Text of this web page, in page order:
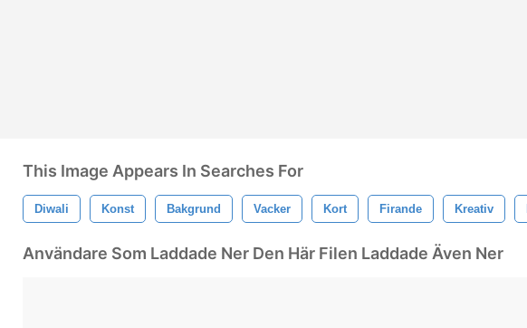
This Image Appears In Searches For
Diwali Konst Bakgrund Vacker Kort Firande Kreativ
Användare Som Laddade Ner Den Här Filen Laddade Även Ner